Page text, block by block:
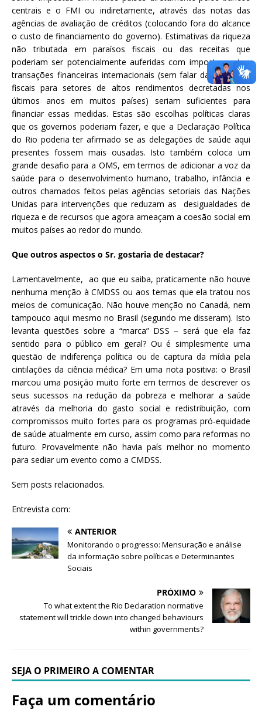
centrais e o FMI ou indiretamente, através das notas das
agências de avaliação de créditos (colocando fora do alcance
o custo de financiamento do governo). Estimativas da riqueza
não tributada em paraísos fiscais ou das receitas que
poderiam ser potencialmente auferidas com impostos sobre
transações financeiras internacionais (sem falar das isenções
fiscais para setores de altos rendimentos decretadas nos
últimos anos em muitos países) seriam suficientes para
financiar essas medidas. Estas são escolhas políticas claras
que os governos poderiam fazer, e que a Declaração Política
do Rio poderia ter afirmado se as delegações de saúde aqui
presentes fossem mais ousadas. Isto também coloca um
grande desafio para a OMS, em termos de adicionar a voz da
saúde para o desenvolvimento humano, trabalho, infância e
outros chamados feitos pelas agências setoriais das Nações
Unidas para intervenções que reduzam as desigualdades de
riqueza e de recursos que agora ameaçam a coesão social em
muitos países ao redor do mundo.
Que outros aspectos o Sr. gostaria de destacar?
Lamentavelmente, ao que eu saiba, praticamente não houve
nenhuma menção à CMDSS ou aos temas que ela tratou nos
meios de comunicação. Não houve menção no Canadá, nem
tampouco aqui mesmo no Brasil (segundo me disseram). Isto
levanta questões sobre a “marca” DSS – será que ela faz
sentido para o público em geral? Ou é simplesmente uma
questão de indiferença política ou de captura da mídia pela
cintilações da ciência médica? Em uma nota positiva: o Brasil
marcou uma posição muito forte em termos de descrever os
seus sucessos na redução da pobreza e melhorar a saúde
através da melhoria do gasto social e redistribuição, com
compromissos muito fortes para os programas pró-equidade
de saúde atualmente em curso, assim como para reformas no
futuro. Provavelmente não havia país melhor no momento
para sediar um evento como a CMDSS.
Sem posts relacionados.
Entrevista com:
ANTERIOR
Monitorando o progresso: Mensuração e análise
da informação sobre políticas e Determinantes
Sociais
PRÓXIMO
To what extent the Rio Declaration normative
statement will trickle down into changed behaviours
within governments?
SEJA O PRIMEIRO A COMENTAR
Faça um comentário